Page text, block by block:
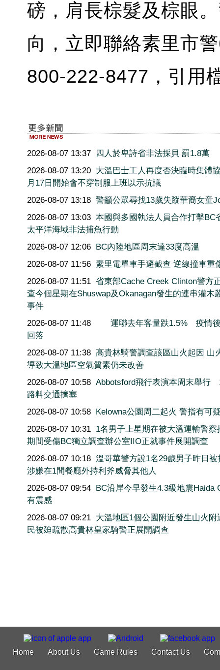
磅，肩長棕髮及棕眼
向，立即聯絡素里市
800-222-8477，引用
2026-08-07 13:37 四人於卑詩省非法採貝 罰1.8萬
2026-08-07 13:20 大溫巴士工人再度否決臨時集體
月17日開始會不穿制服上班以示抗議
2026-08-07 13:18 警籲公眾尋找13歲失蹤華裔女童
2026-08-07 13:03 本國與多國執法人員合作打擊BC
太平洋海域非法捕魚行動
2026-08-07 12:06 BC內陸地區周末達33度高溫
2026-08-07 11:56 素里電單車手避截查 逆線撞車重
2026-08-07 11:51 省東部Cache Creek Clinton警方
查今個星期在Shuswap及Okanagan發生的連串灌木
事件
2026-08-07 11:48
運聯去年客量跌1.5% 疫情
回落
2026-08-07 11:38 高貴林騎警調查該區山火起因 山
導致大溫地區空氣質素仍未改善
2026-08-07 10:58 Abbotsford飛行表演本周末舉行
路料交通擠塞
2026-08-07 10:58 Kelowna公園周二起火 警指
2026-08-07 10:31 1名男子上星期在被大溫運輸警察
期間受傷BC獨立調查辦公室IIO正就事件展開調查
2026-08-07 10:18 溫哥華警方說1名29歲男子昨日被
涉嫌在1間餐廳外持利斧威脅其他人
2026-08-07 09:54 BC沿岸今早發生4.3級地震Haida
有震感
2026-08-07 09:21 大溫地區1個公園附近發生山火附
民被廹疏散高貴林皇家騎警正展開調查
Home About Us Game Rules Contact Us